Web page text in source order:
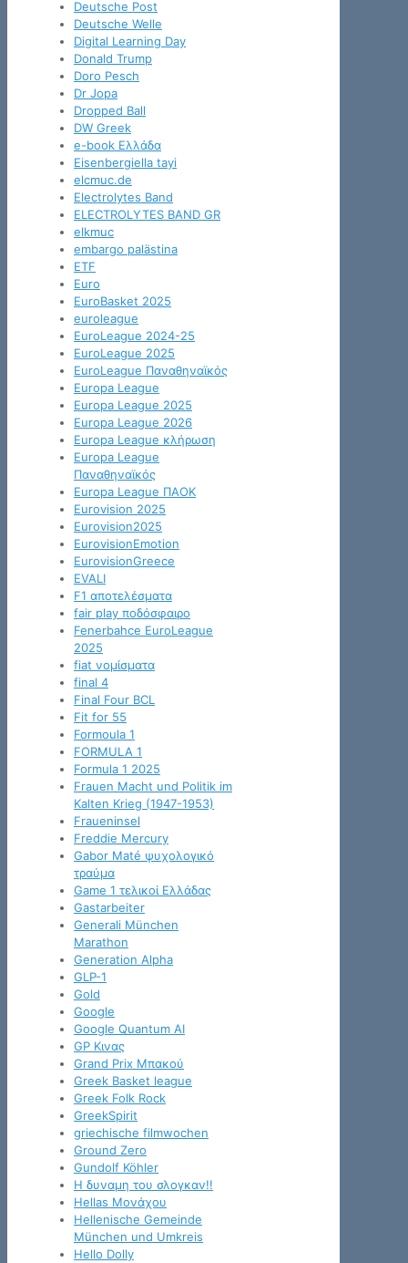
Deutsche Post
Deutsche Welle
Digital Learning Day
Donald Trump
Doro Pesch
Dr Jopa
Dropped Ball
DW Greek
e-book Ελλάδα
Eisenbergiella tayi
elcmuc.de
Electrolytes Band
ELECTROLYTES BAND GR
elkmuc
embargo palästina
ETF
Euro
EuroBasket 2025
euroleague
EuroLeague 2024-25
EuroLeague 2025
EuroLeague Παναθηναϊκός
Europa League
Europa League 2025
Europa League 2026
Europa League κλήρωση
Europa League
Παναθηναϊκός
Europa League ΠΑΟΚ
Eurovision 2025
Eurovision2025
EurovisionEmotion
EurovisionGreece
EVALI
F1 αποτελέσματα
fair play ποδόσφαιρο
Fenerbahce EuroLeague
2025
fiat νομίσματα
final 4
Final Four BCL
Fit for 55
Formoula 1
FORMULA 1
Formula 1 2025
Frauen Macht und Politik im
Kalten Krieg (1947-1953)
Fraueninsel
Freddie Mercury
Gabor Maté ψυχολογικό
τραύμα
Game 1 τελικοί Ελλάδας
Gastarbeiter
Generali München
Marathon
Generation Alpha
GLP-1
Gold
Google
Google Quantum AI
GP Κινας
Grand Prix Μπακού
Greek Basket league
Greek Folk Rock
GreekSpirit
griechische filmwochen
Ground Zero
Gundolf Köhler
H δυναμη του σλογκαν!!
Hellas Μονάχου
Hellenische Gemeinde
München und Umkreis
Hello Dolly